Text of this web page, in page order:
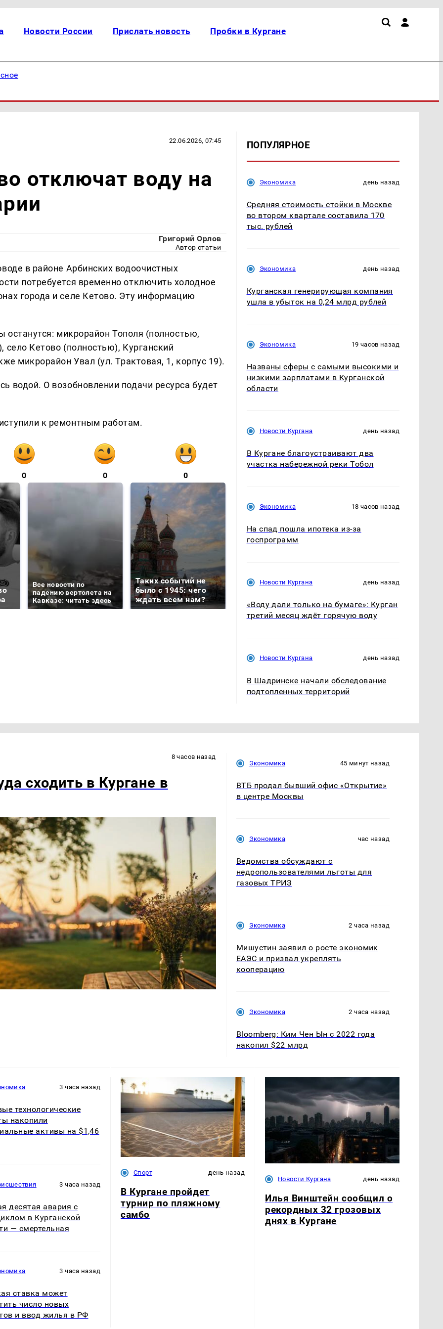
Новости России Прислать новость Пробки в Кургане
22.06.2026, 07:45
отключат воду на
Григорий Орлов
Автор статьи
в районе Арбинских водоочистных
потребуется временно отключить холодное
города и селе Кетово. Эту информацию
микрорайон Тополя (полностью,
Кетово (полностью), Курганский
микрорайон Увал (ул. Трактовая, 1, корпус 19).
водой. О возобновлении подачи ресурса будет
к ремонтным работам.
0 0 0
Все новости по
падению вертолета на
Кавказе: читать здесь
Таких событий не
было с 1945: чего
ждать всем нам?
В магазинах России
продукта: что купить?
полицейскую
ПОПУЛЯРНОЕ
Экономика день назад
Средняя стоимость стойки в Москве
во втором квартале составила 170
тыс. рублей
Экономика день назад
Курганская генерирующая компания
ушла в убыток на 0,24 млрд рублей
Экономика 19 часов назад
Названы сферы с самыми высокими и
низкими зарплатами в Курганской
области
Новости Кургана день назад
В Кургане благоустраивают два
участка набережной реки Тобол
Экономика 18 часов назад
На спад пошла ипотека из-за
госпрограмм
Новости Кургана день назад
«Воду дали только на бумаге»: Курган
третий месяц ждёт горячую воду
Новости Кургана день назад
В Шадринске начали обследование
подтопленных территорий
8 часов назад
сходить в Кургане в
Экономика 45 минут назад
ВТБ продал бывший офис «Открытие»
в центре Москвы
Экономика час назад
Ведомства обсуждают с
недропользователями льготы для
газовых ТРИЗ
Экономика 2 часа назад
Мишустин заявил о росте экономик
ЕАЭС и призвал укреплять
кооперацию
Экономика 2 часа назад
Bloomberg: Ким Чен Ын с 2022 года
накопил $22 млрд
3 часа назад
технологические
накопили
активы на $1,46
3 часа назад
десятая авария с
в Курганской
— смертельная
3 часа назад
ставка может
число новых
и ввод жилья в РФ
Спорт день назад
В Кургане пройдет
турнир по пляжному
самбо
Новости Кургана день назад
Илья Винштейн сообщил о
рекордных 32 грозовых
днях в Кургане